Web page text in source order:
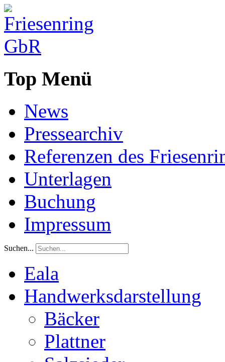
Top Menü
News
Pressearchiv
Referenzen des
Unterlagen
Buchung
Impressum
Suchen...
Eala
Handwerksdarstellung
Bäcker
Plattner